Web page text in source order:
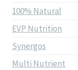
100% Natural
EVP Nutrition
Synergos
Multi Nutrient